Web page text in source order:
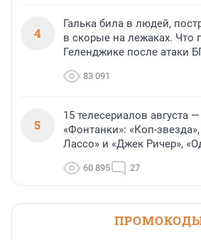
4
Галька била в людей,
в скорые на лежаках. Что
Геленджике после атаки
83 091
5
15 телесериалов августа
«Фонтанки»: «Коп-
Лассо» и «Джек Ричер»,
60 895 27